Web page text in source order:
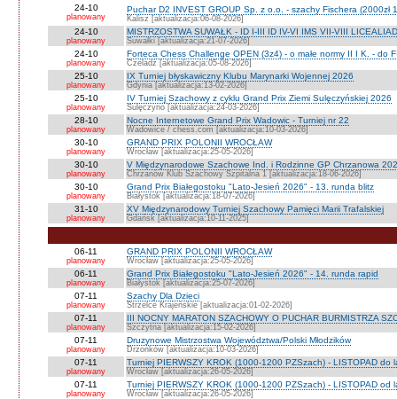
24-10
planowany
Puchar D2 INVEST GROUP Sp. z o.o. - szachy Fischera (2000zł
Kalisz [aktualizacja:06-08-2026]
24-10
planowany
MISTRZOSTWA SUWAŁK - ID I-III ID IV-VI IMS VII-VIII
Suwałki [aktualizacja:21-07-2026]
24-10
planowany
Forteca Chess Challenge OPEN (3z4) - o małe normy II I K. - do
Czeladź [aktualizacja:05-08-2026]
25-10
planowany
IX Turniej błyskawiczny Klubu Marynarki Wojennej 2026
Gdynia [aktualizacja:13-02-2026]
25-10
planowany
IV Turniej Szachowy z cyklu Grand Prix Ziemi Sulęczyńskiej 2026
Sulęczyno [aktualizacja:24-03-2026]
28-10
planowany
Nocne Internetowe Grand Prix Wadowic - Turniej nr 22
Wadowice / chess.com [aktualizacja:10-03-2026]
30-10
planowany
GRAND PRIX POLONII WROCŁAW
Wrocław [aktualizacja:25-05-2026]
30-10
planowany
V Międzynarodowe Szachowe Ind. i Rodzinne GP Chrzanowa
Chrzanów Klub Szachowy Szpitalna 1 [aktualizacja:18-06-2026]
30-10
planowany
Grand Prix Białegostoku "Lato-Jesień 2026" - 13. runda blitz
Białystok [aktualizacja:18-07-2026]
31-10
planowany
XV Międzynarodowy Turniej Szachowy Pamięci Marii Trafalskiej
Gdańsk [aktualizacja:10-11-2025]
06-11
planowany
GRAND PRIX POLONII WROCŁAW
Wrocław [aktualizacja:25-05-2026]
06-11
planowany
Grand Prix Białegostoku "Lato-Jesień 2026" - 14. runda rapid
Białystok [aktualizacja:25-07-2026]
07-11
planowany
Szachy Dla Dzieci
Strzelce Krajeńskie [aktualizacja:01-02-2026]
07-11
planowany
III NOCNY MARATON SZACHOWY O PUCHAR BURMISTRZA
Szczytna [aktualizacja:15-02-2026]
07-11
planowany
Druzynowe Mistrzostwa Województwa/Polski Młodzików
Drzonków [aktualizacja:10-03-2026]
07-11
planowany
Turniej PIERWSZY KROK (1000-1200 PZSzach) - LISTOPAD do
Wrocław [aktualizacja:26-05-2026]
07-11
planowany
Turniej PIERWSZY KROK (1000-1200 PZSzach) - LISTOPAD od
Wrocław [aktualizacja:26-05-2026]